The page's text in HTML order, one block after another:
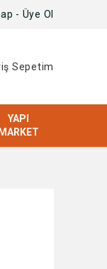
- Üye Ol
Sepetim
YAPI
MARKET